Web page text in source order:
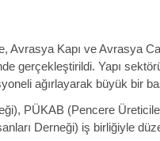
Avrasya Kapı ve Avrasya
gerçekleştirildi. Yapı
ağırlayarak büyük bir
PÜKAB (Pencere
Derneği) iş birliğiyle